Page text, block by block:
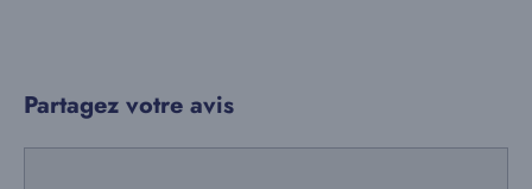
Partagez votre avis